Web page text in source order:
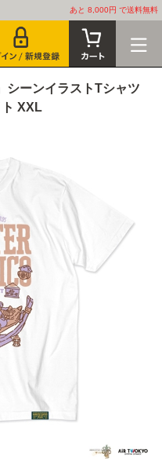
あと 8,000円 で送料無料
シーンイラストTシャツ
XXL